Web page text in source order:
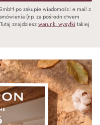
po zakupie wiadomości e mail z
(np. za pośrednictwem
znajdzieszwarunki wysyłki takiej